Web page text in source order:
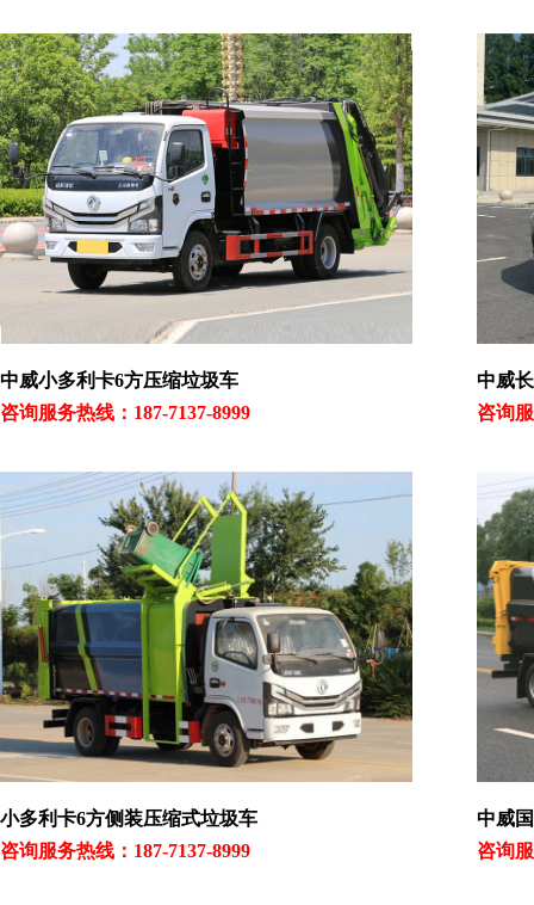
中威小多利卡6方压缩垃圾车
咨询服务热线：187-7137-8999
中威
咨询
小多利卡6方侧装压缩式垃圾车
咨询服务热线：187-7137-8999
中威
咨询